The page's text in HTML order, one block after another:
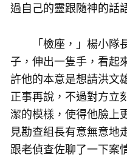
過自己的靈跟隨神的話
「檢座，」楊小隊長
子，伸出一隻手，看起
許他的本意是想請洪文
正事再說，不過對方立
潔的模樣，使得他臉上
見勘查組長有意無意地
跟老偵查佐聊了一下案